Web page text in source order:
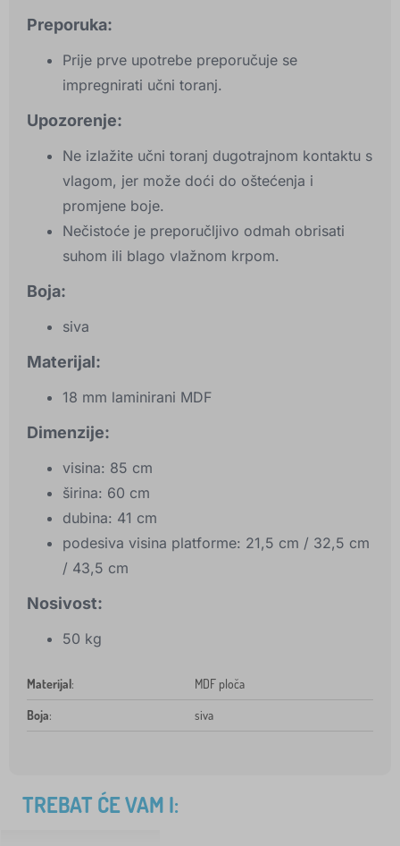
Preporuka:
Prije prve upotrebe preporučuje se
impregnirati učni toranj.
Upozorenje:
Ne izlažite učni toranj dugotrajnom kontaktu s
vlagom, jer može doći do oštećenja i
promjene boje.
Nečistoće je preporučljivo odmah obrisati
suhom ili blago vlažnom krpom.
Boja:
siva
Materijal:
18 mm laminirani MDF
Dimenzije:
visina: 85 cm
širina: 60 cm
dubina: 41 cm
podesiva visina platforme: 21,5 cm / 32,5 cm
/ 43,5 cm
Nosivost:
50 kg
Materijal: MDF ploča
Boja: siva
TREBAT ĆE VAM I: